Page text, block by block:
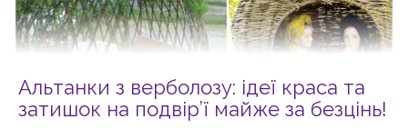
Альтанки з верболозу: ідеї краса та
затишок на подвір’ї майже за безцінь!